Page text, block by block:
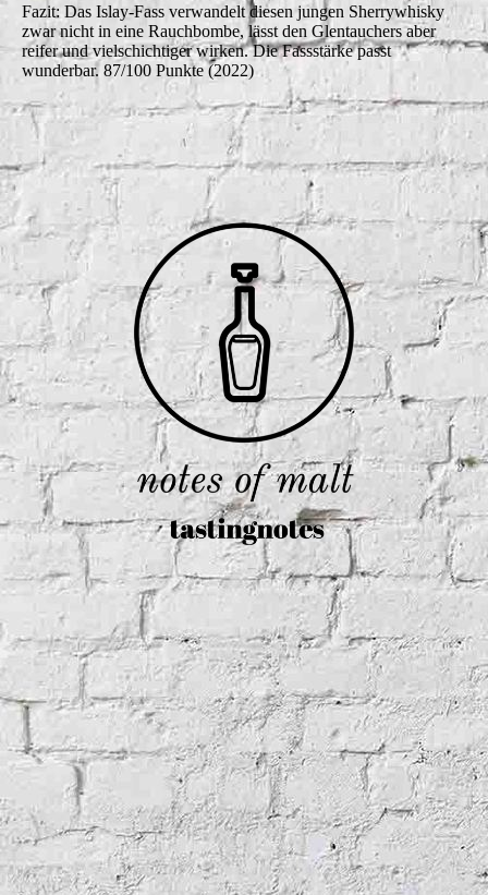
Fazit: Das Islay-Fass verwandelt diesen jungen Sherrywhisky
zwar nicht in eine Rauchbombe, lässt den Glentauchers aber
reifer und vielschichtiger wirken. Die Fassstärke passt
wunderbar. 87/100 Punkte (2022)